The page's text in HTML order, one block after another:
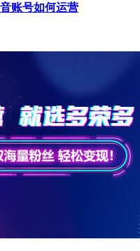
账号如何运营